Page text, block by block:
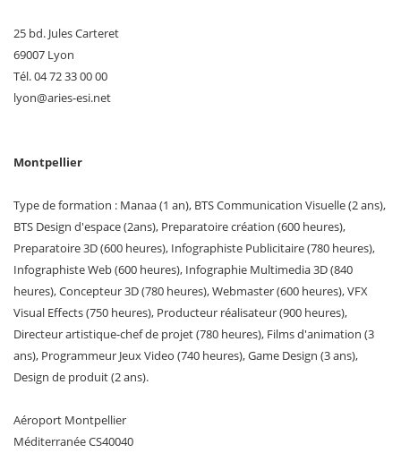
25 bd. Jules Carteret
69007 Lyon
Tél. 04 72 33 00 00
lyon@aries-esi.net
Montpellier
Type de formation : Manaa (1 an), BTS Communication Visuelle (2 ans),
BTS Design d'espace (2ans), Preparatoire création (600 heures),
Preparatoire 3D (600 heures), Infographiste Publicitaire (780 heures),
Infographiste Web (600 heures), Infographie Multimedia 3D (840
heures), Concepteur 3D (780 heures), Webmaster (600 heures), VFX
Visual Effects (750 heures), Producteur réalisateur (900 heures),
Directeur artistique-chef de projet (780 heures), Films d'animation (3
ans), Programmeur Jeux Video (740 heures), Game Design (3 ans),
Design de produit (2 ans).
Aéroport Montpellier
Méditerranée CS40040